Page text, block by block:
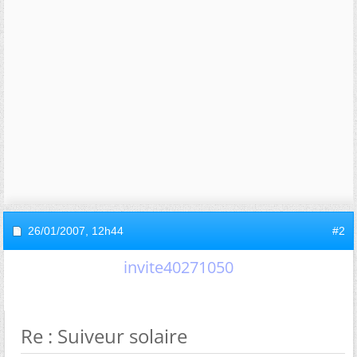
26/01/2007, 12h44 #2
invite40271050
Re : Suiveur solaire